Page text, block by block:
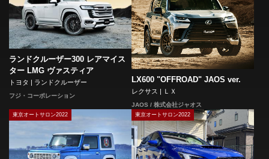
ランドクルーザー300 レアマイス
ター LMG ヴァスティア
トヨタ | ランドクルーザー
フジ・コーポレーション
LX600 "OFFROAD" JAOS ver.
レクサス | ＬＸ
JAOS / 株式会社ジャオス
東京オートサロン2022 東京オートサロン2022